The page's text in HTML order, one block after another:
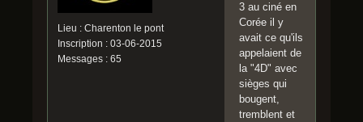
Lieu : Charenton le pont
Inscription : 03-06-2015
Messages : 65
3 au ciné en
Corée il y
avait ce qu'ils
appelaient de
la "4D" avec
sièges qui
bougent,
tremblent et